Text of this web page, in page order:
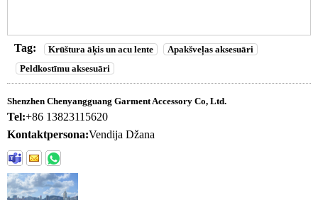
Tag: Krūštura āķis un acu lente
Apakšveļas aksesuāri
Peldkostīmu aksesuāri
Shenzhen Chenyangguang Garment Accessory Co, Ltd.
Tel:+86 13823115620
Kontaktpersona:Vendija Džana